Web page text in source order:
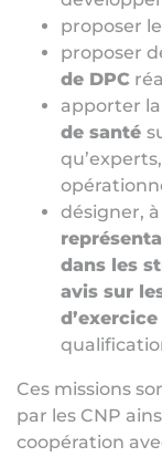
proposer le
proposer
de DPC
apporter la
de santé
désigner,
dans les
avis sur
d’exercice
Ces missions
par les CNP
coopération